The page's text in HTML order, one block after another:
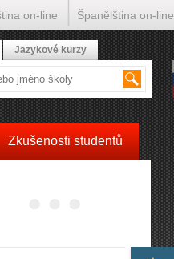
Zkušenosti studentů
Jazykové kurzy
on-line Španělština on-line